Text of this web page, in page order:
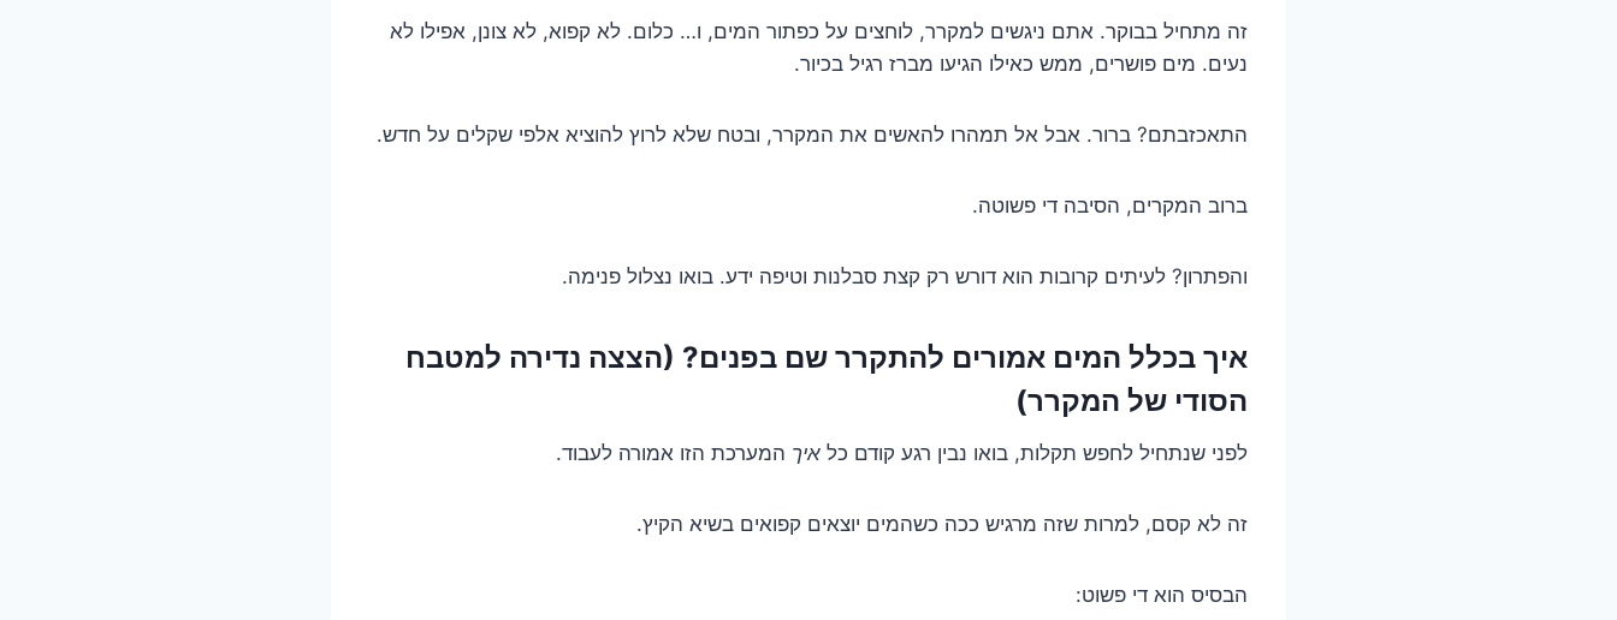
זה מתחיל בבוקר. אתם ניגשים למקרר, לוחצים על כפתור המים, ו… כלום. לא קפוא, לא צונן, אפילו לא
נעים. מים פושרים, ממש כאילו הגיעו מברז רגיל בכיור.
התאכזבתם? ברור. אבל אל תמהרו להאשים את המקרר, ובטח שלא לרוץ להוציא אלפי שקלים על חדש.
ברוב המקרים, הסיבה די פשוטה.
והפתרון? לעיתים קרובות הוא דורש רק קצת סבלנות וטיפה ידע. בואו נצלול פנימה.
איך בכלל המים אמורים להתקרר שם בפנים? (הצצה נדירה למטבח
הסודי של המקרר)
לפני שנתחיל לחפש תקלות, בואו נבין רגע קודם כל איך המערכת הזו אמורה לעבוד.
זה לא קסם, למרות שזה מרגיש ככה כשהמים יוצאים קפואים בשיא הקיץ.
הבסיס הוא די פשוט: